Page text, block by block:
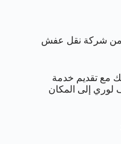
من شركة نقل عفش
مع تقديم خدمة
لوري إلى المكان